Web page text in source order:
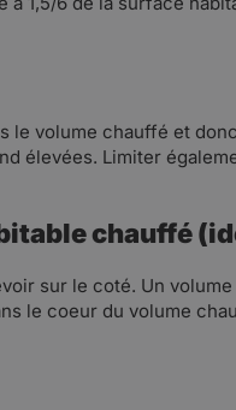
le volume chauffé et
élevées. Limiter
chauffé
sur le coté. Un
le coeur du volume